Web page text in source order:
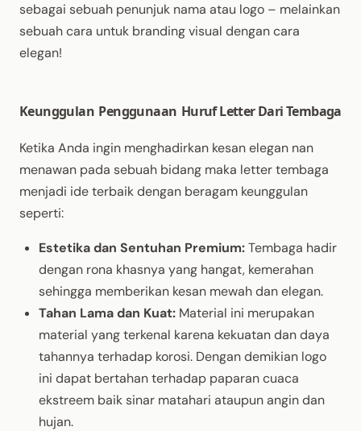
sebagai sebuah penunjuk nama atau logo – melainkan
sebuahcara untuk branding visual dengancara
elegan!
Keunggulan Penggunaan HurufLetter DariTembaga
Ketika Anda ingin menghadirkan kesanelegan nan
menawan pada sebuah bidang maka lettertembaga
menjadi ideterbaikdengan beragam keunggulan
seperti:
Estetikadan Sentuhan Premium:Tembaga hadir
dengan rona khasnya yang hangat, kemerahan
sehingga memberikan kesan mewahdanelegan.
Tahan Lama dan Kuat: Material ini merupakan
material yangterkenal karena kekuatandandaya
tahannya terhadap korosi. Dengandemikian logo
ini dapat bertahanterhadap paparancuaca
ekstreem baiksinar matahari ataupunangindan
hujan.